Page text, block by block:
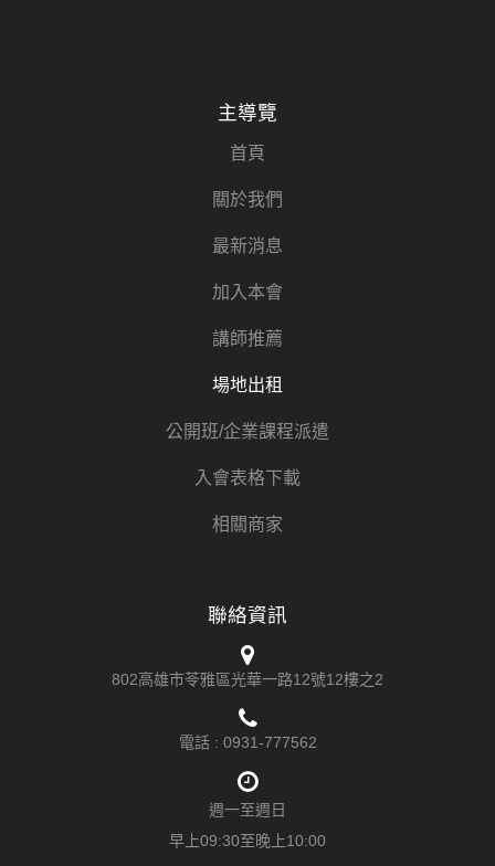
主導覽
首頁
關於我們
最新消息
加入本會
講師推薦
場地出租
公開班/企業課程派遣
入會表格下載
相關商家
聯絡資訊
802高雄市苓雅區光華一路12號12樓之2
電話 : 0931-777562
週一至週日
早上09:30至晚上10:00